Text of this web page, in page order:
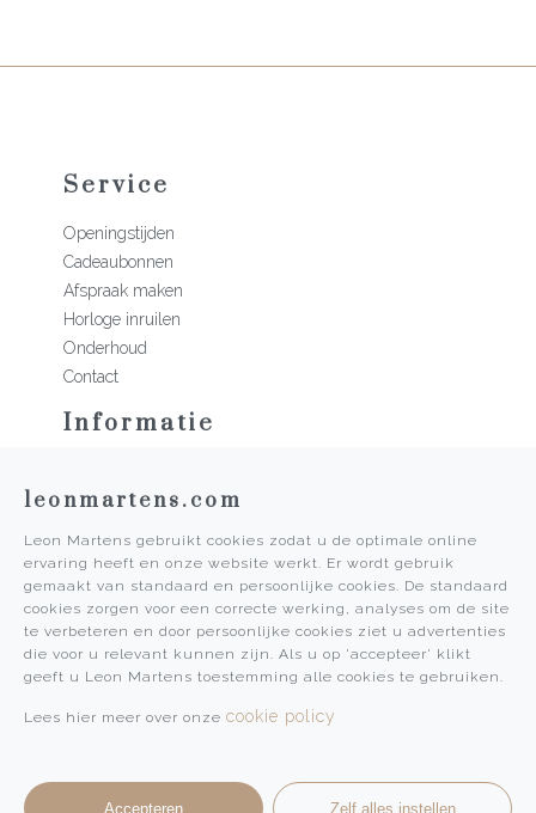
Service
Openingstijden
Cadeaubonnen
Afspraak maken
Horloge inruilen
Onderhoud
Contact
Informatie
Historie
Algemene voorwaarden
Privacy Policy
Pers
Leon Martens
Leon Martens Juwelier
leonmartens.com
Leon Martens gebruikt cookies zodat u de optimale online
ervaring heeft en onze website werkt. Er wordt gebruik
gemaakt van standaard en persoonlijke cookies. De standaard
cookies zorgen voor een correcte werking, analyses om de site
te verbeteren en door persoonlijke cookies ziet u advertenties
die voor u relevant kunnen zijn. Als u op 'accepteer' klikt
geeft u Leon Martens toestemming alle cookies te gebruiken.
Lees hier meer over onze cookie policy
Accepteren Zelf alles instellen